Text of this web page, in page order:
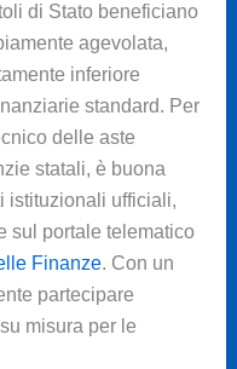
di Stato beneficiano
agevolata,
inferiore
standard. Per
delle aste
statali, è buona
istituzionali ufficiali,
sul portale telematico
Finanze. Con un
partecipare
misura per le